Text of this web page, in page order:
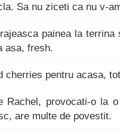
Sa nu ziceti ca nu v-
painea la
asa, fresh.
cherries pentru acasa,
Rachel, provocati-o la
are multe de povestit.